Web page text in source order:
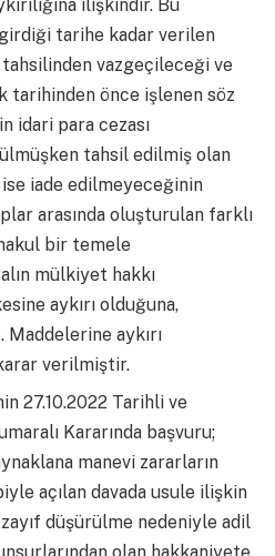
ilişkindir. Bu
tarihe kadar verilen
tahsilinden vazgeçileceği ve
tarihinden önce işlenen söz
idari para cezası
tahsil edilmiş olan
ise iade edilmeyeceğinin
arasında oluşturulan farklı
bir temele
mülkiyet hakkı
aykırı olduğuna,
Maddelerine aykırı
verilmiştir.
27.10.2022 Tarihli ve
Kararında başvuru;
manevi zararların
açılan davada usule ilişkin
zayıf düşürülme nedeniyle adil
olan hakkaniyete